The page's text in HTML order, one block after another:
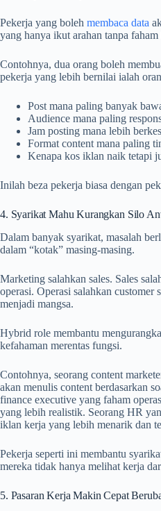
Pekerja yang boleh membaca data
yang hanya ikut arahan tanpa
Contohnya, dua orang boleh
pekerja yang lebih bernilai ialah
Post mana paling banyak
Audience mana paling
Jam posting mana lebih
Format content mana paling
Kenapa kos iklan naik tetapi
Inilah beza pekerja biasa dengan
4. Syarikat Mahu Kurangkan Silo
Dalam banyak syarikat, masalah
dalam “kotak” masing-masing.
Marketing salahkan sales. Sales
operasi. Operasi salahkan
menjadi mangsa.
Hybrid role membantu
kefahaman merentas fungsi.
Contohnya, seorang content
akan menulis content berdasarkan
finance executive yang faham
yang lebih realistik. Seorang HR
iklan kerja yang lebih menarik dan
Pekerja seperti ini membantu
mereka tidak hanya melihat kerja
5. Pasaran Kerja Makin Cepat